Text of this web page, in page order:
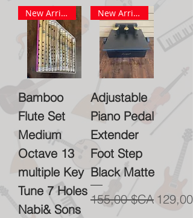
New Arrival
Bamboo
Flute Set
Medium
Octave 13
multiple Key
Tune 7 Holes
Nabi& Sons
New Arrival
Adjustable
Piano Pedal
Extender
Foot Step
Black Matte
Prix original
155,00 $CA Prix
129,00